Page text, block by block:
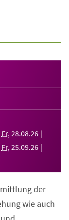
Fr, 28.08.26
Fr, 25.09.26
der
wie auch